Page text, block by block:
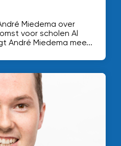
Miedema over
voor scholen Al
André Miedema mee...